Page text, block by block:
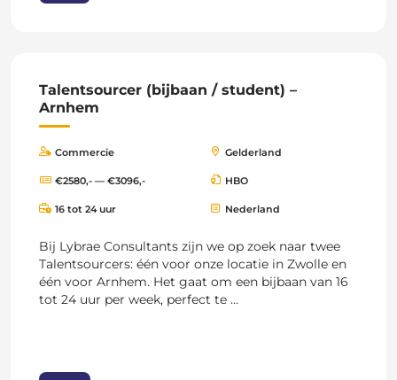
Talentsourcer (bijbaan / student) –
Arnhem
Commercie Gelderland
€2580,- — €3096,- HBO
16 tot 24 uur Nederland
Bij Lybrae Consultants zijn we op zoek naar twee
Talentsourcers: één voor onze locatie in Zwolle en
één voor Arnhem. Het gaat om een bijbaan van 16
tot 24 uur per week, perfect te ...